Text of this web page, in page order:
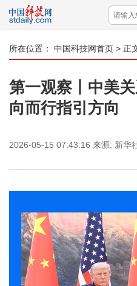
所在位置： 中国科技网首页 > 正
第一观察丨中美
向而行指引方向
2026-05-15 07:43:16 来源: 新华